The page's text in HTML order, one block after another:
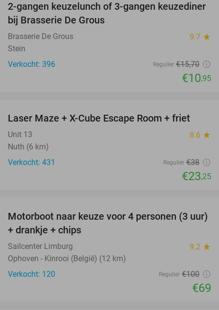
30%
2-gangen keuzelunch of 3-gangen keuzediner
bij Brasserie De Grous
Brasserie De Grous 9.7 star
Stein
Verkocht: 396
Regulier €15,70
€10,95
39%
Laser Maze + X-Cube Escape Room + friet
Unit 13 8.6 star
Nuth (6 km)
Verkocht: 431
Regulier €38
€23,25
31%
Motorboot naar keuze voor 4 personen (3 uur)
+ drankje + chips
Sailcenter Limburg 9.2 star
Ophoven - Kinrooi (België) (12 km)
Verkocht: 120
Regulier €100
€69